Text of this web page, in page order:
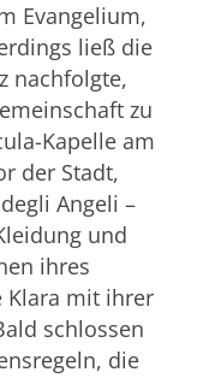
Evangelium,
ließ die
nachfolgte,
zu
Kapelle am
der Stadt,
Angeli –
und
ihres
Klara mit ihrer
schlossen
die